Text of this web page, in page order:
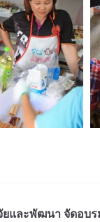
ยและพัฒนา จัดอบ